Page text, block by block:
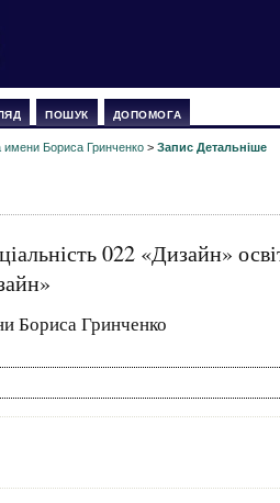
ПОШУК ДОПОМОГА
имени Бориса Гринченко >Запис Детальніше
022 «Дизайн»
Бориса Гринченко